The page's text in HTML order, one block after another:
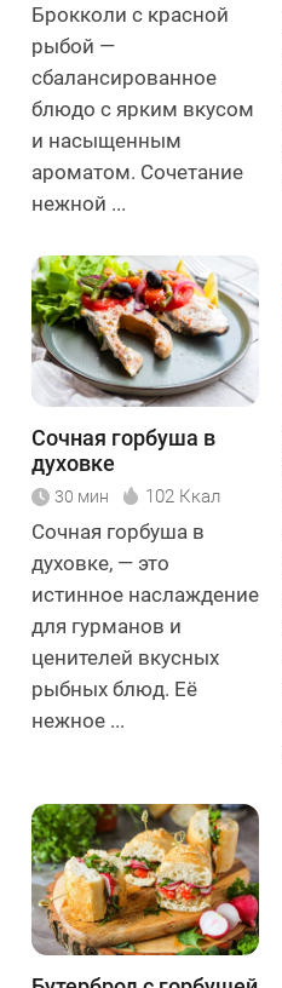
Брокколи с красной
рыбой —
сбалансированное
блюдо с ярким вкусом
и насыщенным
ароматом. Сочетание
нежной ...
Сочная горбуша в
духовке
30 мин 102 Ккал
Сочная горбуша в
духовке, — это
истинное наслаждение
для гурманов и
ценителей вкусных
рыбных блюд. Её
нежное ...